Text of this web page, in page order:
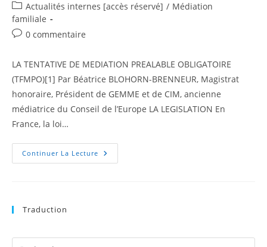
Actualités internes [accès réservé] / Médiation
familiale
0 commentaire
LA TENTATIVE DE MEDIATION PREALABLE OBLIGATOIRE
(TFMPO)[1] Par Béatrice BLOHORN-BRENNEUR, Magistrat
honoraire, Président de GEMME et de CIM, ancienne
médiatrice du Conseil de l’Europe LA LEGISLATION En
France, la loi…
Continuer La Lecture
Traduction